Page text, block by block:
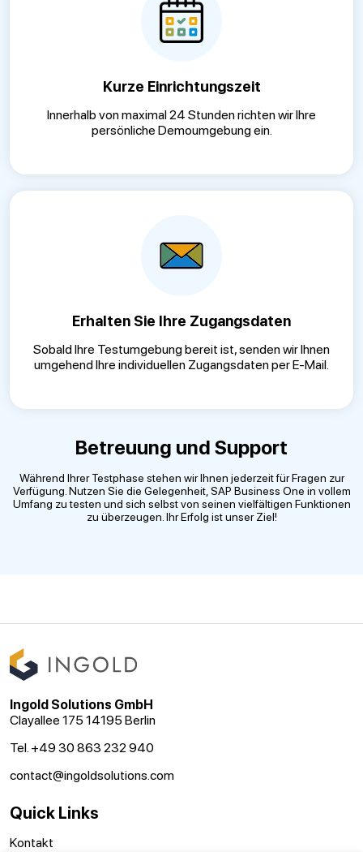
Kurze Einrichtungszeit
Innerhalb von maximal 24 Stunden richten wir Ihre
persönliche Demoumgebung ein.
Erhalten Sie Ihre Zugangsdaten
Sobald Ihre Testumgebung bereit ist, senden wir Ihnen
umgehend Ihre individuellen Zugangsdaten per E-Mail.
Betreuung und Support
Während Ihrer Testphase stehen wir Ihnen jederzeit für Fragen zur
Verfügung. Nutzen Sie die Gelegenheit, SAP Business One in vollem
Umfang zu testen und sich selbst von seinen vielfältigen Funktionen
zu überzeugen. Ihr Erfolg ist unser Ziel!
Ingold Solutions GmbH
Clayallee 175 14195 Berlin
Tel. +49 30 863 232 940
contact@ingoldsolutions.com
Quick Links
Kontakt